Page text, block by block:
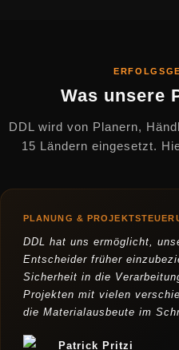
Was unsere
DDL wird von Planern,
15 Ländern eingesetzt.
PLANUNG &
DDL hat uns ermöglicht,
Entscheider früher
Sicherheit in die
Projekten mit vielen
die Materialausbeute im
Patrick Pritzi